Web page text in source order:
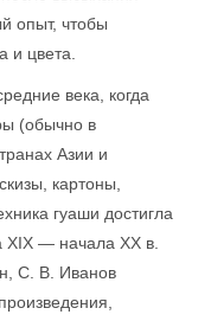
опыт, чтобы
и цвета.
века, когда
(обычно в
Азии и
картоны,
гуаши достигла
XIX — начала XX в.
С. В. Иванов